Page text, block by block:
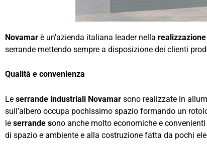
Novamar è un’azienda italiana leader nella
serrande mettendo sempre a disposizione dei clienti
Qualità e convenienza
Le serrande industriali Novamar sono realizzate in
sull’albero occupa pochissimo spazio formando un
le serrande sono anche molto economiche e
di spazio e ambiente e alla costruzione fatta da pochi